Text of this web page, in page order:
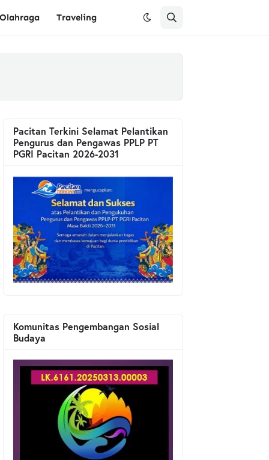
Olahraga Traveling
Pacitan Terkini Selamat Pelantikan
Pengurus dan Pengawas PPLP PT
PGRI Pacitan 2026-2031
Komunitas Pengembangan Sosial
Budaya